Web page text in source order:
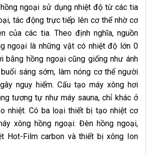
ngoại sử dụng nhiệt độ từ các tia
tác động trực tiếp lên cơ thể nhờ cơ
của các tia. Theo định nghĩa, nguồn
ngoại là những vật có nhiệt độ lớn 0
bằng hồng ngoại cũng giống như ánh
sáng sớm, làm nóng cơ thể người
nguy hiểm. Cấu tạo máy xông hơi
tương tự như máy sauna, chỉ khác ở
nhiệt. Có ba loại thiết bị tạo nhiệt cơ
xông hồng ngoại: Đèn hồng ngoại,
Hot-Film carbon và thiết bị xông Ion